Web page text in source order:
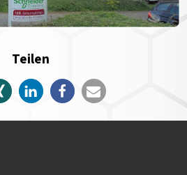
Teilen